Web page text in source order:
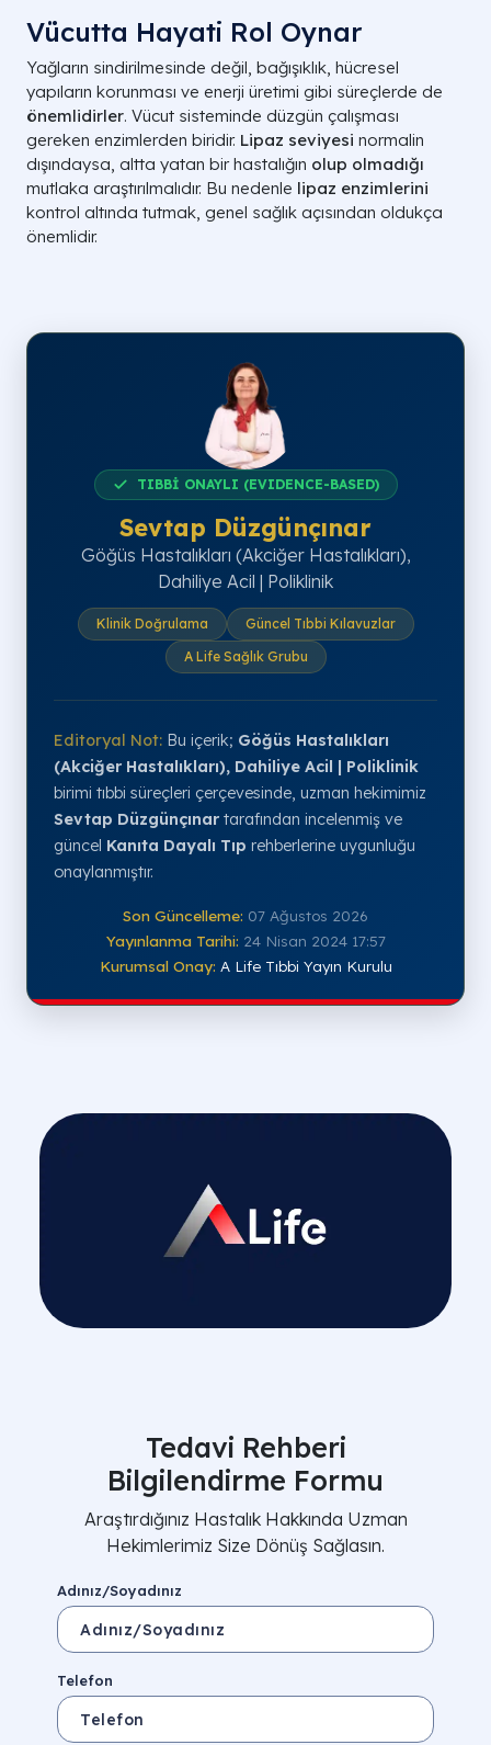
Vücutta Hayati Rol Oynar
Yağların sindirilmesinde değil, bağışıklık, hücresel
yapıların korunması ve enerji üretimi gibi süreçlerde de
önemlidirler. Vücut sisteminde düzgün çalışması
gereken enzimlerden biridir. Lipaz seviyesi normalin
dışındaysa, altta yatan bir hastalığın olup olmadığı
mutlaka araştırılmalıdır. Bu nedenle lipaz enzimlerini
kontrol altında tutmak, genel sağlık açısından oldukça
önemlidir.
TIBBİ ONAYLI (EVIDENCE-BASED)
Sevtap Düzgünçınar
Göğüs Hastalıkları (Akciğer Hastalıkları),
Dahiliye Acil | Poliklinik
Klinik Doğrulama
Güncel Tıbbi Kılavuzlar
A Life Sağlık Grubu
Editoryal Not: Bu içerik; Göğüs Hastalıkları
(Akciğer Hastalıkları), Dahiliye Acil | Poliklinik
birimi tıbbi süreçleri çerçevesinde, uzman hekimimiz
Sevtap Düzgünçınar tarafından incelenmiş ve
güncel Kanıta Dayalı Tıp rehberlerine uygunluğu
onaylanmıştır.
Son Güncelleme: 07 Ağustos 2026
Yayınlanma Tarihi: 24 Nisan 2024 17:57
Kurumsal Onay: A Life Tıbbi Yayın Kurulu
Tedavi Rehberi
Bilgilendirme Formu
Araştırdığınız Hastalık Hakkında Uzman
Hekimlerimiz Size Dönüş Sağlasın.
Adınız/Soyadınız
Telefon